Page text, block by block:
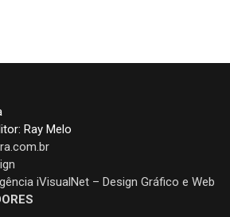
Ray Melo
iVisualNet – Design Gráfico e Web